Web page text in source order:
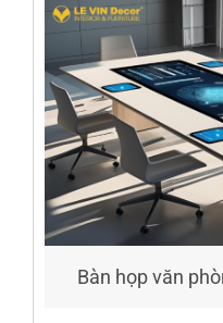
Bàn họp văn